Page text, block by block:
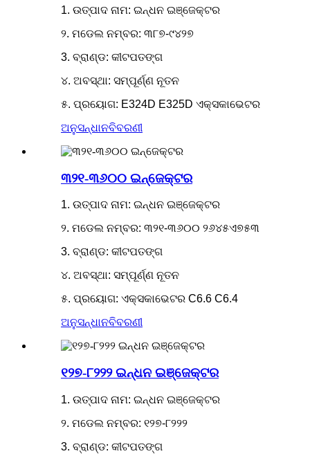
1. ଉତ୍ପାଦ ନାମ: ଇନ୍ଧନ ଇଞ୍ଜେକ୍ଟର
୨. ମଡେଲ ନମ୍ବର: ୩୮୭-୯୪୨୭
3. ବ୍ରାଣ୍ଡ: କୀଟପତଙ୍ଗ
୪. ଅବସ୍ଥା: ସମ୍ପୂର୍ଣ୍ଣ ନୂତନ
୫. ପ୍ରୟୋଗ: E324D E325D ଏକ୍ସକାଭେଟର
ଅନୁସନ୍ଧାନବିବରଣୀ
୩୨୧-୩୬୦୦ ଇନ୍ଜେକ୍ଟର
1. ଉତ୍ପାଦ ନାମ: ଇନ୍ଧନ ଇଞ୍ଜେକ୍ଟର
୨. ମଡେଲ ନମ୍ବର: ୩୨୧-୩୬୦୦ ୨୬୪୫ଏ୭୫୩
3. ବ୍ରାଣ୍ଡ: କୀଟପତଙ୍ଗ
୪. ଅବସ୍ଥା: ସମ୍ପୂର୍ଣ୍ଣ ନୂତନ
୫. ପ୍ରୟୋଗ: ଏକ୍ସକାଭେଟର C6.6 C6.4
ଅନୁସନ୍ଧାନବିବରଣୀ
୧୨୭-୮୨୨୨ ଇନ୍ଧନ ଇଞ୍ଜେକ୍ଟର
1. ଉତ୍ପାଦ ନାମ: ଇନ୍ଧନ ଇଞ୍ଜେକ୍ଟର
୨. ମଡେଲ ନମ୍ବର: ୧୨୭-୮୨୨୨
3. ବ୍ରାଣ୍ଡ: କୀଟପତଙ୍ଗ